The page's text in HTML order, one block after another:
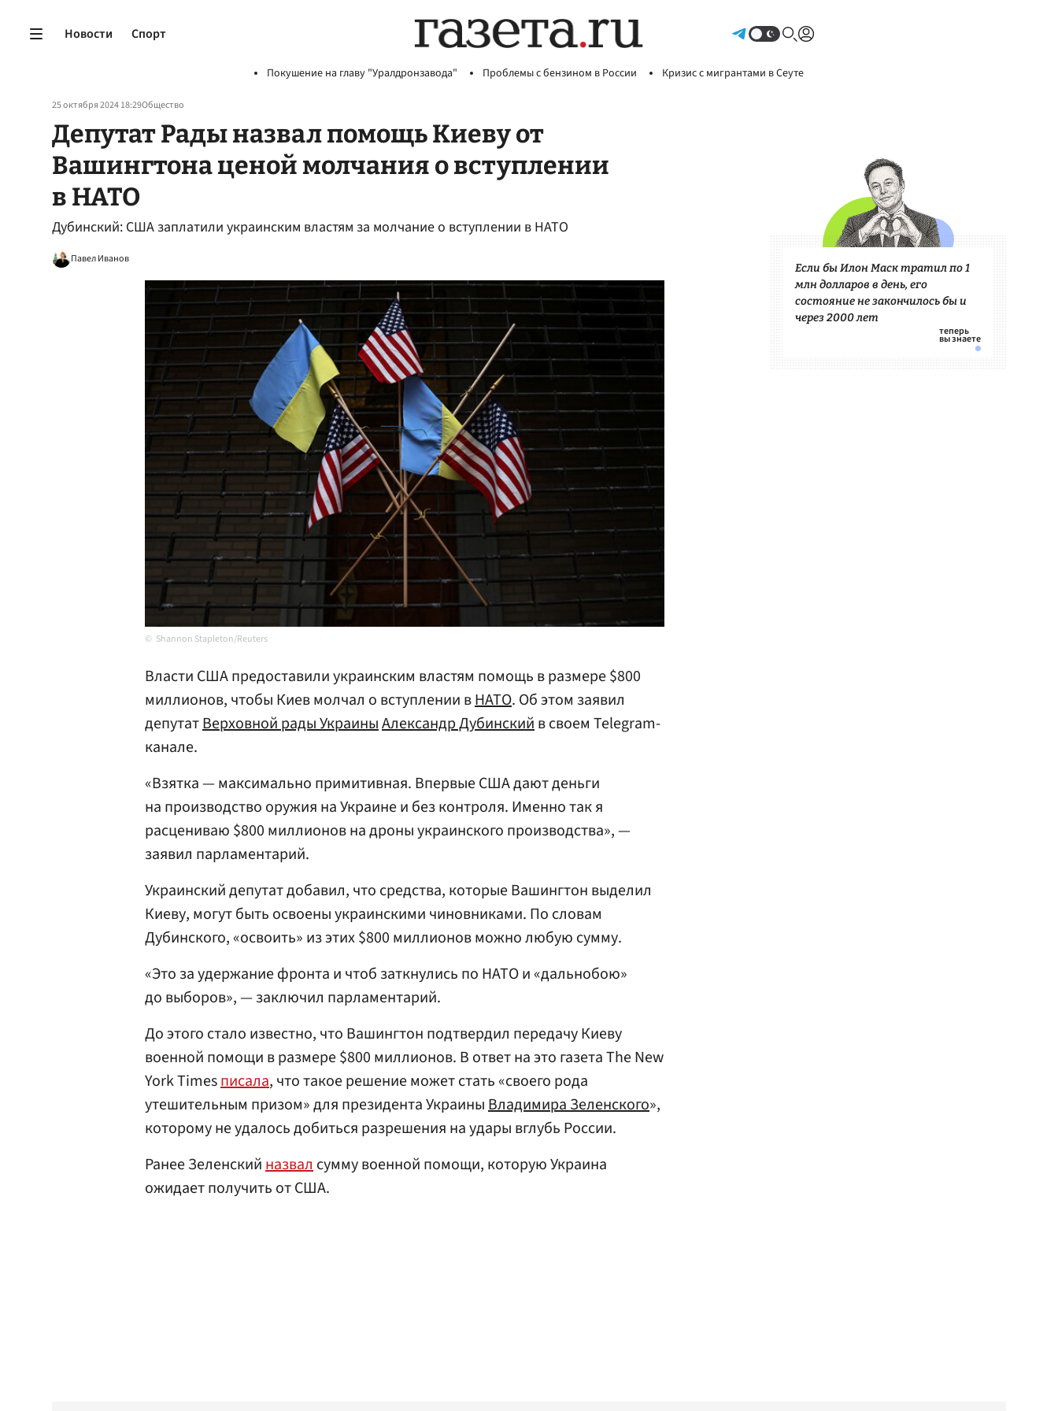
Новости Спорт
Покушение на главу "Уралдронзавода" Проблемы с бензином в России Кризис с мигрантами в Сеуте
25 октября 2024 18:29Общество
Депутат Рады назвал помощь Киеву от
Вашингтона ценой молчания о вступлении
в НАТО
Дубинский: США заплатили украинским властям за молчание о вступлении в НАТО
Павел Иванов
Shannon Stapleton/Reuters
Власти США предоставили украинским властям помощь в размере $800
миллионов, чтобы Киев молчал о вступлении вНАТО. Об этом заявил
депутатВерховной рады УкраиныАлександр Дубинскийв своем Telegram-
канале.
«Взятка — максимально примитивная. Впервые США дают деньги
на производство оружия на Украине и без контроля. Именно так я
расцениваю $800 миллионов на дроны украинского производства», —
заявил парламентарий.
Украинский депутат добавил, что средства, которые Вашингтон выделил
Киеву, могут быть освоены украинскими чиновниками. По словам
Дубинского, «освоить» из этих $800 миллионов можно любую сумму.
«Это за удержание фронта и чтоб заткнулись по НАТО и «дальнобою»
до выборов», — заключил парламентарий.
До этого стало известно, что Вашингтон подтвердил передачу Киеву
военной помощи в размере $800 миллионов. В ответ на это газета The New
York Timesписала, что такое решение может стать «своего рода
утешительным призом» для президента УкраиныВладимира Зеленского»,
которому не удалось добиться разрешения на удары вглубь России.
Ранее Зеленскийназвалсумму военной помощи, которую Украина
ожидает получить от США.
Если бы Илон Маск тратил по 1
млн долларов в день, его
состояние не закончилось бы и
через 2000 лет